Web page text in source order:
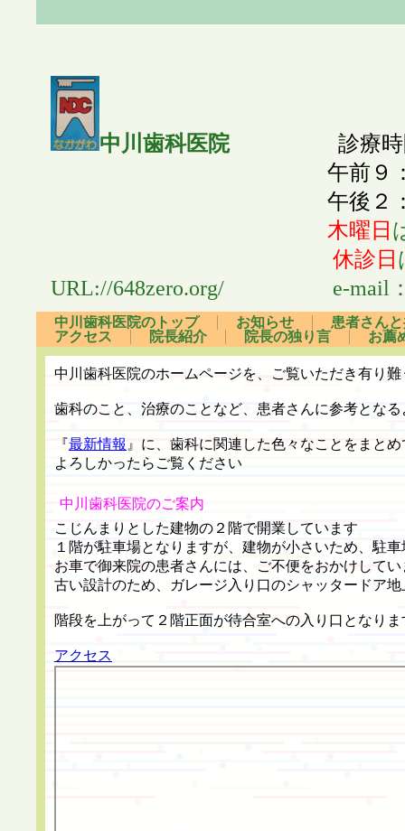
中川歯科医院
診療
午前９：００～
午後２：３０～
木曜日
休診日
URL://648zero.org/ e-mail：
中川歯科医院のトップ お知らせ
患者さん
アクセス
院長紹介 院長の独り言 お薦
中川歯科医院のホームページを、ご覧いただき有り
歯科のこと、治療のことなど、患者さんに参考とな
『最新情報 』に、歯科に関連した色々なことをまと
よろしかったらご覧ください
中川歯科医院のご案内
こじんまりとした建物の２階で開業しています
１階が駐車場となりますが、建物が小さいため、駐
お車で御来院の患者さんには、ご不便をおかけしてい
古い設計のため、ガレージ入り口のシャッタードア地
階段を上がって２階正面が待合室への入り口となりま
アクセス